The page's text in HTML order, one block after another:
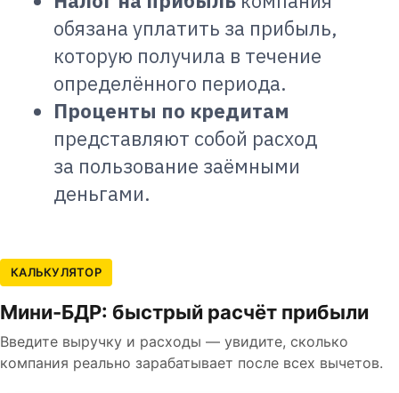
обязана уплатить за прибыль,
которую получила в течение
определённого периода.
Проценты по кредитам
представляют собой расход
за пользование заёмными
деньгами.
КАЛЬКУЛЯТОР
Мини-БДР: быстрый расчёт прибыли
Введите выручку и расходы — увидите, сколько
компания реально зарабатывает после всех вычетов.